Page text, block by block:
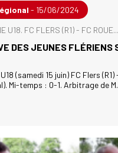
- 15/06/2024
U18. FC FLERS (R1) - FC ROUE...
DES JEUNES FLÉRIENS
(samedi 15 juin) FC Flers
Mi-temps : 0-1. Arbitrage de M.